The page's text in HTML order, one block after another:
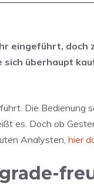
eingeführt,
überhaupt
Die Bedienung
es. Doch ob
Analysten, hier